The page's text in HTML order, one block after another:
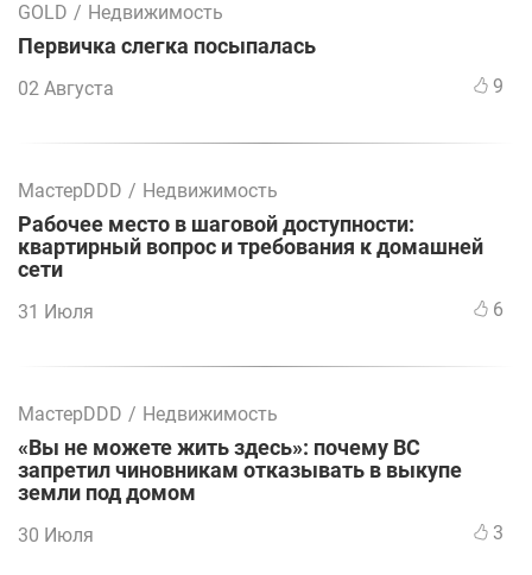
GOLD / Недвижимость
Первичка слегка посыпалась
02 Августа 9
МастерDDD / Недвижимость
Рабочее место в шаговой доступности:
квартирный вопрос и требования к домашней
сети
31 Июля 6
МастерDDD / Недвижимость
«Вы не можете жить здесь»: почему ВС
запретил чиновникам отказывать в выкупе
земли под домом
30 Июля 3